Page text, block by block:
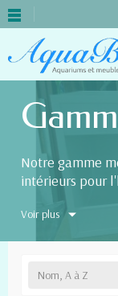
Notre gamme
intérieurs pour
en noir ou en
Voir plus
Nom, A à Z